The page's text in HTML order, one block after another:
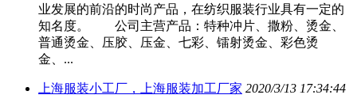
业发展的前沿的时尚产品，在纺织服装行业具有一定的
知名度。 公司主营产品：特种冲片、撒粉、烫金、
普通烫金、压胶、压金、七彩、镭射烫金、彩色烫
金、...
上海服装小工厂，上海服装加工厂家 2020/3/13 17:34:44